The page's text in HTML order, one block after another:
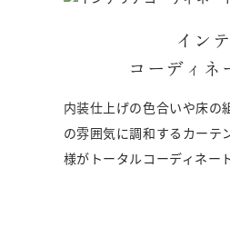
イン
コーディネ
内装仕上げの色合いや床の
の雰囲気に調和するカーテ
様がトータルコーディネー